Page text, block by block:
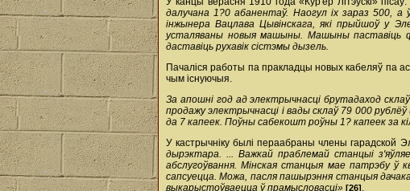
далучана 1?0 абанентаў. Наогул іх зараз 500, а
інжынера Вацлава Цывінскага, які прыйшоў у
усталяваны новыя машыны. Машыны паставіць
даставіць рухавік сістэмы дызель.
Пачаліся работы па пракладцы новых кабеляў па
чым існуючыя.
За апошні год ад электрычнасці брута­даход
продажу электрычнасці і вады склаў 79 000
да 7 капеек. Поўны сабекошт роўны 1? капеек за
У кастрычніку былі пераабраны члены гарадской
дырэктара. ... Важкай праблемай станцыі
абслугоўвання. Мінская станцыя мае патрэбу ў
сапсуецца. Можа, пасля пашырэння станцыя
выкарыстоўваецца ў прамысловасці» [26].